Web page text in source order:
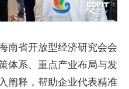
南省开放型经济研究会会
体系、重点产业布局与发
阐释，帮助企业代表精准